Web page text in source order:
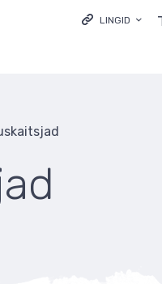
LINGID